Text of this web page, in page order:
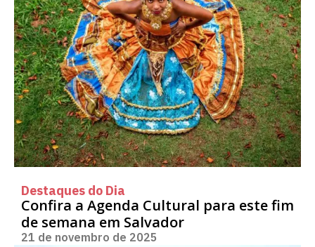
Destaques do Dia
Confira a Agenda Cultural para este fim
de semana em Salvador
21 de novembro de 2025